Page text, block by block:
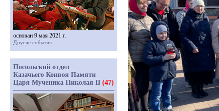
основан 9 мая 2021 г.
Другие события
Посольский отдел
Казачьего Конвоя Памяти
Царя Мученика Николая II (47)